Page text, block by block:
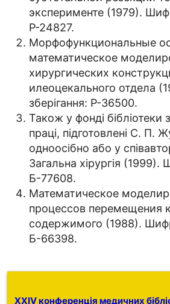
эксперименте (1979).
Р-24827.
Морфофункциональные
математическое
хирургических
илеоцекального отдела
зберігання: Р-36500.
Також у фонді бібліотеки
праці, підготовлені С. П.
одноосібно або у
Загальна хірургія (1999).
Б-77608.
Математическое
процессов перемещения
содержимого (1988).
Б-66398.
XXIV конференція медичних